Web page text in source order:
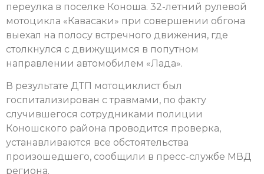
переулка в поселке Коноша. 32-летний рулевой
мотоцикла «Кавасаки» при совершении обгона
выехал на полосу встречного движения, где
столкнулся с движущимся в попутном
направлении автомобилем «Лада».
В результате ДТП мотоциклист был
госпитализирован с травмами, по факту
случившегося сотрудниками полиции
Коношского района проводится проверка,
устанавливаются все обстоятельства
произошедшего, сообщили в пресс-службе МВД
региона.